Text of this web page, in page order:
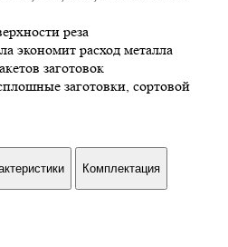
реза
экономит расход металла
заготовок
заготовки, сортовой
Комплектация